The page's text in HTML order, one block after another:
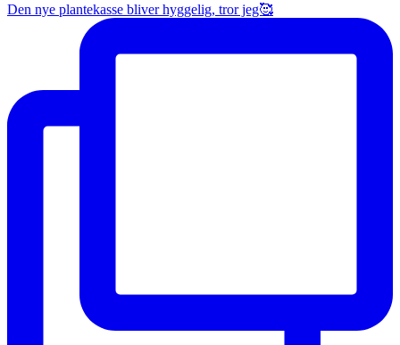
Den nye plantekasse bliver hyggelig, tror jeg🥰